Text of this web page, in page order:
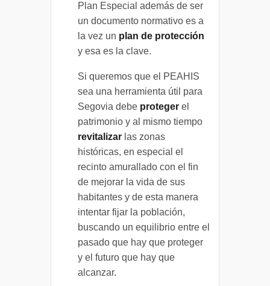
Plan Especial además de ser
un documento normativo es a
la vez un plan de protección
y esa es la clave.
Si queremos que el PEAHIS
sea una herramienta útil para
Segovia debe proteger el
patrimonio y al mismo tiempo
revitalizar las zonas
históricas, en especial el
recinto amurallado con el fin
de mejorar la vida de sus
habitantes y de esta manera
intentar fijar la población,
buscando un equilibrio entre el
pasado que hay que proteger
y el futuro que hay que
alcanzar.